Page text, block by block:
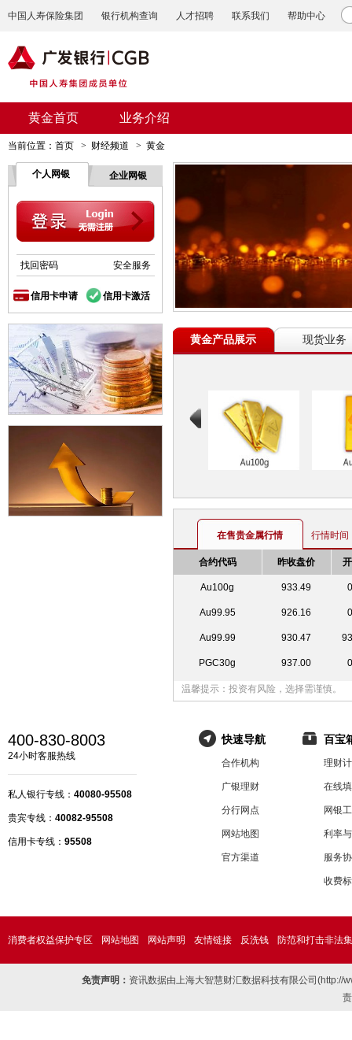
中国人寿保险集团 银行机构查询 人才招聘 联系我们 帮助中心
黄金首页 业务介绍
当前位置： 首页 > 财经频道 > 黄金
个人网银 企业网银
找回密码 安全服务
信用卡申请 信用卡激活
黄金产品展示 现货业务
在售贵金属行情 行情时
合约代码 昨收盘价
Au100g 933.49
Au99.95 926.16
Au99.99 930.47
PGC30g 937.00
温馨提示：投资有风险，选择需谨慎。
400-830-8003
24小时客服热线
私人银行专线： 40080-95508
贵宾专线： 40082-95508
信用卡专线： 95508
快速导航
合作机构
广银理财
分行网点
网站地图
官方渠道
百宝
理财
在线
网银
利率
服务
收费
消费者权益保护专区 网站地图 网站声明 友情链接 反洗钱 防范和打击非法
免责声明： 资讯数据由上海大智慧财汇数据科技有限公司(http://